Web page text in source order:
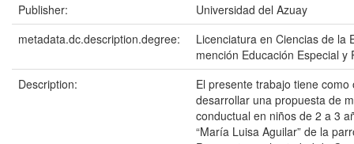
Publisher:
Universidad del Azuay
metadata.dc.description.degree:
Licenciatura en Ciencias de la
mención Educación Especial y
Description:
El presente trabajo tiene como
desarrollar una propuesta de
conductual en niños de 2 a 3
“María Luisa Aguilar” de la